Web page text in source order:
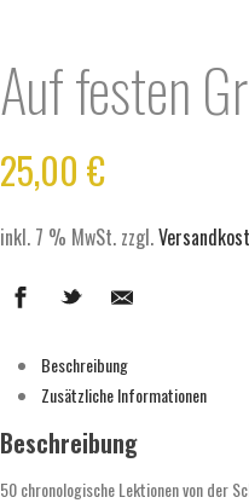
Auf festen
25,00 €
inkl. 7 % MwSt. zzgl.
Beschreibung
Zusätzliche Informationen
Beschreibung
50 chronologische Lektionen von der